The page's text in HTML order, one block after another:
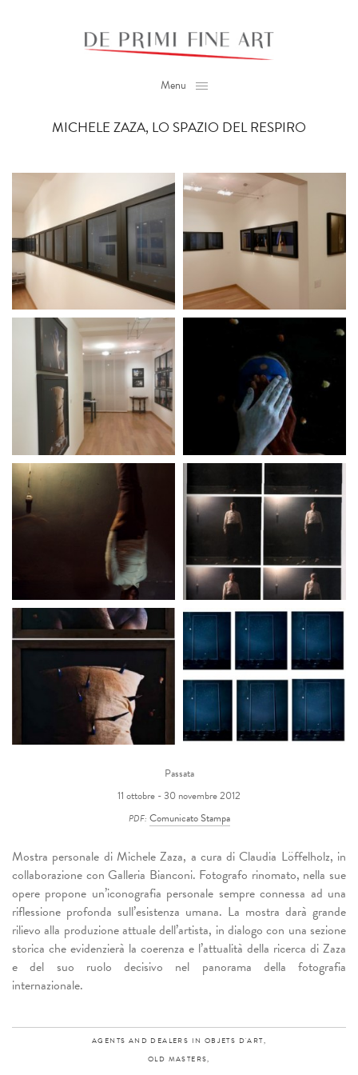
Menu
MICHELE ZAZA, LO SPAZIO DEL RESPIRO
Passata
11 ottobre - 30 novembre 2012
PDF: Comunicato Stampa
Mostra personale di Michele Zaza, a cura di Claudia Löffelholz, in
collaborazione con Galleria Bianconi. Fotografo rinomato, nella sue
opere propone un’iconografia personale sempre connessa ad una
riflessione profonda sull’esistenza umana. La mostra darà grande
rilievo alla produzione attuale dell’artista, in dialogo con una sezione
storica che evidenzierà la coerenza e l’attualità della ricerca di Zaza
e del suo ruolo decisivo nel panorama della fotografia
internazionale.
AGENTS AND DEALERS IN OBJETS D'ART,
OLD MASTERS,